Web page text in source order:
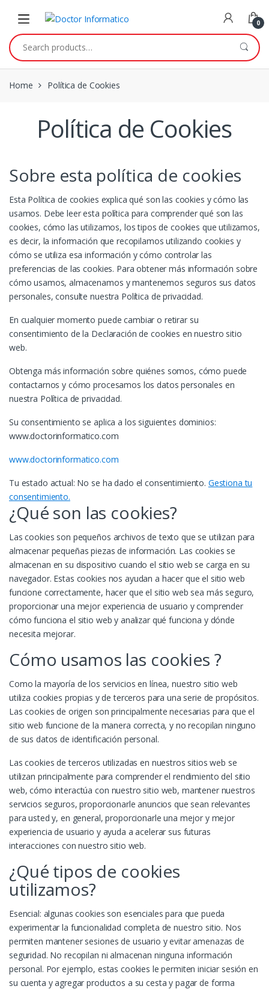
navigation
content
0
Search
for:
Home Política de Cookies
Política de Cookies
Sobre esta política de cookies
Esta Política de cookies explica qué son las cookies y cómo las
usamos. Debe leer esta política para comprender qué son las
cookies, cómo las utilizamos, los tipos de cookies que utilizamos,
es decir, la información que recopilamos utilizando cookies y
cómo se utiliza esa información y cómo controlar las
preferencias de las cookies. Para obtener más información sobre
cómo usamos, almacenamos y mantenemos seguros sus datos
personales, consulte nuestra Política de privacidad.
En cualquier momento puede cambiar o retirar su
consentimiento de la Declaración de cookies en nuestro sitio
web.
Obtenga más información sobre quiénes somos, cómo puede
contactarnos y cómo procesamos los datos personales en
nuestra Política de privacidad.
Su consentimiento se aplica a los siguientes dominios:
www.doctorinformatico.com
www.doctorinformatico.com
Tu estado actual: No se ha dado el consentimiento. Gestiona tu
consentimiento.
¿Qué son las cookies?
Las cookies son pequeños archivos de texto que se utilizan para
almacenar pequeñas piezas de información. Las cookies se
almacenan en su dispositivo cuando el sitio web se carga en su
navegador. Estas cookies nos ayudan a hacer que el sitio web
funcione correctamente, hacer que el sitio web sea más seguro,
proporcionar una mejor experiencia de usuario y comprender
cómo funciona el sitio web y analizar qué funciona y dónde
necesita mejorar.
Cómo usamos las cookies ?
Como la mayoría de los servicios en línea, nuestro sitio web
utiliza cookies propias y de terceros para una serie de propósitos.
Las cookies de origen son principalmente necesarias para que el
sitio web funcione de la manera correcta, y no recopilan ninguno
de sus datos de identificación personal.
Las cookies de terceros utilizadas en nuestros sitios web se
utilizan principalmente para comprender el rendimiento del sitio
web, cómo interactúa con nuestro sitio web, mantener nuestros
servicios seguros, proporcionarle anuncios que sean relevantes
para usted y, en general, proporcionarle una mejor y mejor
experiencia de usuario y ayuda a acelerar sus futuras
interacciones con nuestro sitio web.
¿Qué tipos de cookies
utilizamos?
Esencial: algunas cookies son esenciales para que pueda
experimentar la funcionalidad completa de nuestro sitio. Nos
permiten mantener sesiones de usuario y evitar amenazas de
seguridad. No recopilan ni almacenan ninguna información
personal. Por ejemplo, estas cookies le permiten iniciar sesión en
su cuenta y agregar productos a su cesta y pagar de forma